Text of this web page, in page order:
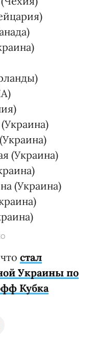
(Украина)
(Украина)
стал
Украины по
Кубка